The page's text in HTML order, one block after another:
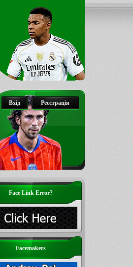
Реєстрація
Вхід
Face Link Error?
Facemakers